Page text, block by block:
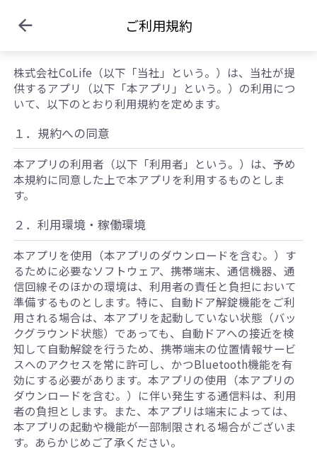
ご利用規約
株式会社CoLife（以下「当社」という。）は、当社が提
供するアプリ（以下「本アプリ」という。）の利用につ
いて、以下のとおり利用規約を定めます。
１．規約への同意
本アプリの利用者（以下「利用者」という。）は、予め
本規約に同意した上で本アプリを利用するものとしま
す。
２．利用環境・稼働環境
本アプリを使用（本アプリのダウンロードを含む。）す
るために必要なソフトウェア、携帯端末、通信機器、通
信回線そのほかの環境は、利用者の責任と負担において
準備するものとします。特に、自動ドア解錠機能をご利
用される場合は、本アプリを起動していない状態（バッ
クグラウンド状態）であっても、自動ドアへの接近を検
知して自動解錠を行うため、携帯端末の位置情報サービ
スへのアクセスを常に許可し、かつBluetooth機能を有
効にする必要があります。本アプリの使用（本アプリの
ダウンロードを含む。）に伴い発生する通信料は、利用
者の負担とします。また、本アプリは端末によっては、
本アプリの起動や機能が一部制限される場合がございま
す。あらかじめご了承ください。